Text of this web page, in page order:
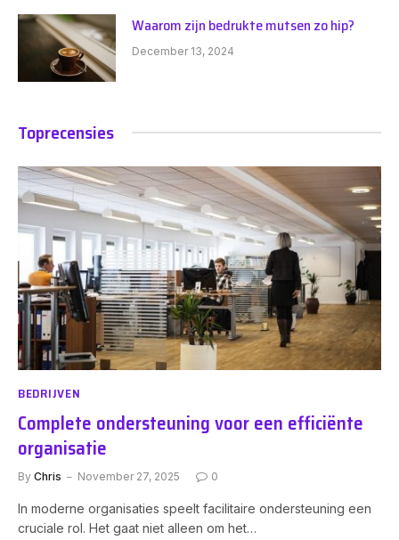
Waarom zijn bedrukte mutsen zo hip?
December 13, 2024
Toprecensies
BEDRIJVEN
Complete ondersteuning voor een efficiënte
organisatie
By Chris November 27, 2025 0
In moderne organisaties speelt facilitaire ondersteuning een
cruciale rol. Het gaat niet alleen om het…